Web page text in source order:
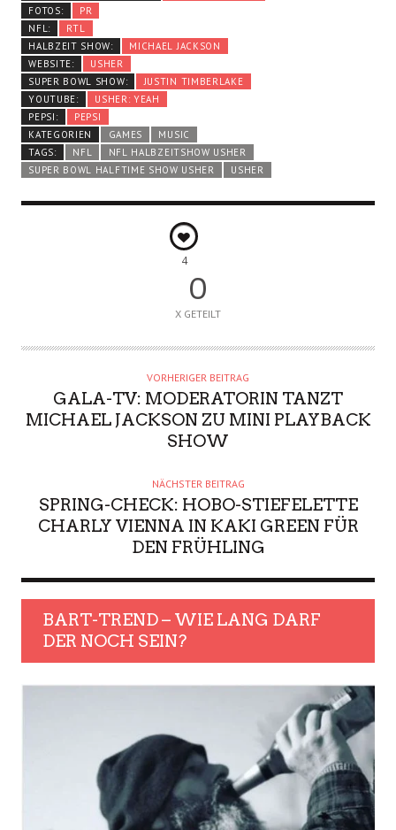
FOTOS:
PR
NFL:
RTL
HALBZEIT SHOW:
MICHAEL JACKSON
WEBSITE:
USHER
SUPER BOWL SHOW:
JUSTIN TIMBERLAKE
YOUTUBE:
USHER: YEAH
PEPSI:
PEPSI
KATEGORIEN
GAMES
MUSIC
TAGS:
NFL
NFL HALBZEITSHOW USHER
SUPER BOWL HALFTIME SHOW USHER
USHER
4
0
X GETEILT
VORHERIGER BEITRAG
GALA-TV: MODERATORIN TANZT
MICHAEL JACKSON ZU MINI PLAYBACK
SHOW
NÄCHSTER BEITRAG
SPRING-CHECK: HOBO-STIEFELETTE
CHARLY VIENNA IN KAKI GREEN FÜR
DEN FRÜHLING
BART-TREND – WIE LANG DARF
DER NOCH SEIN?